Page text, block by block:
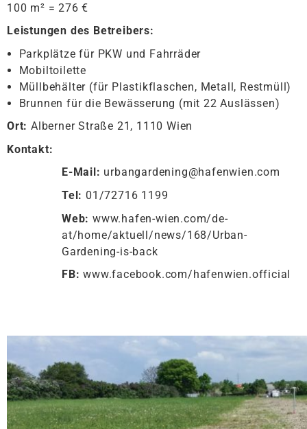
100 m² = 276 €
Leistungen des Betreibers:
Parkplätze für PKW und Fahrräder
Mobiltoilette
Müllbehälter (für Plastikflaschen, Metall, Restmüll)
Brunnen für die Bewässerung (mit 22 Auslässen)
Ort: Alberner Straße 21, 1110 Wien
Kontakt:
E-Mail: urbangardening@hafenwien.com
Tel: 01/72716 1199
Web: www.hafen-wien.com/de-
at/home/aktuell/news/168/Urban-
Gardening-is-back
FB: www.facebook.com/hafenwien.official